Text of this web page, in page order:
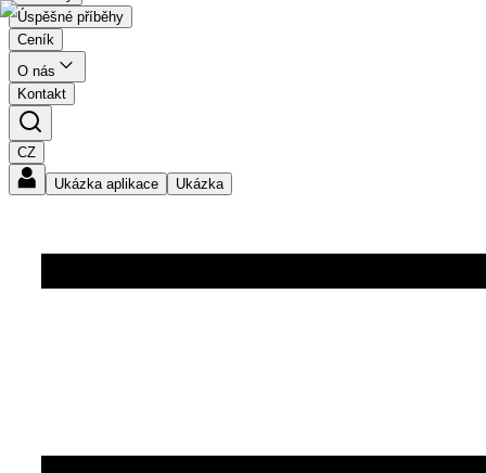
Úspěšné příběhy
Ceník
O nás
Kontakt
CZ
Ukázka aplikace
Ukázka